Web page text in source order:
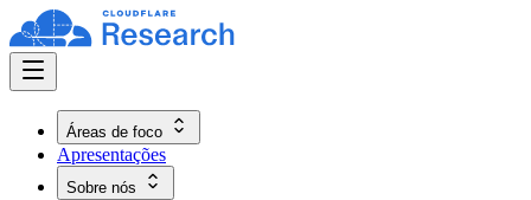
Áreas de foco
Apresentações
Sobre nós